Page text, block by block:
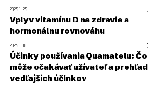
2025.11.25.
Vplyv vitamínu D na zdravie a
hormonálnu rovnováhu
2025.11.18.
Účinky používania Quamatelu: Čo
môže očakávať užívateľ a prehľad
vedľajších účinkov